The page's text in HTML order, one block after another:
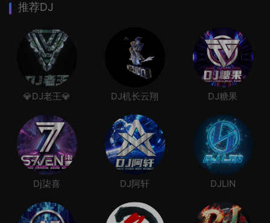
推荐DJ
💎DJ老王💎 DJ机长云翔 DJ糖果
Dj柒喜 DJ阿轩 DJLIN